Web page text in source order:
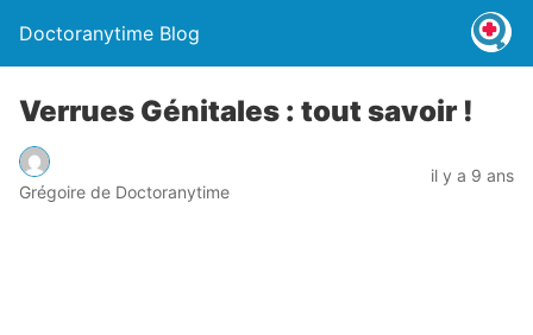
Doctoranytime Blog
Verrues Génitales : tout savoir !
Grégoire de Doctoranytime
il y a 9 ans